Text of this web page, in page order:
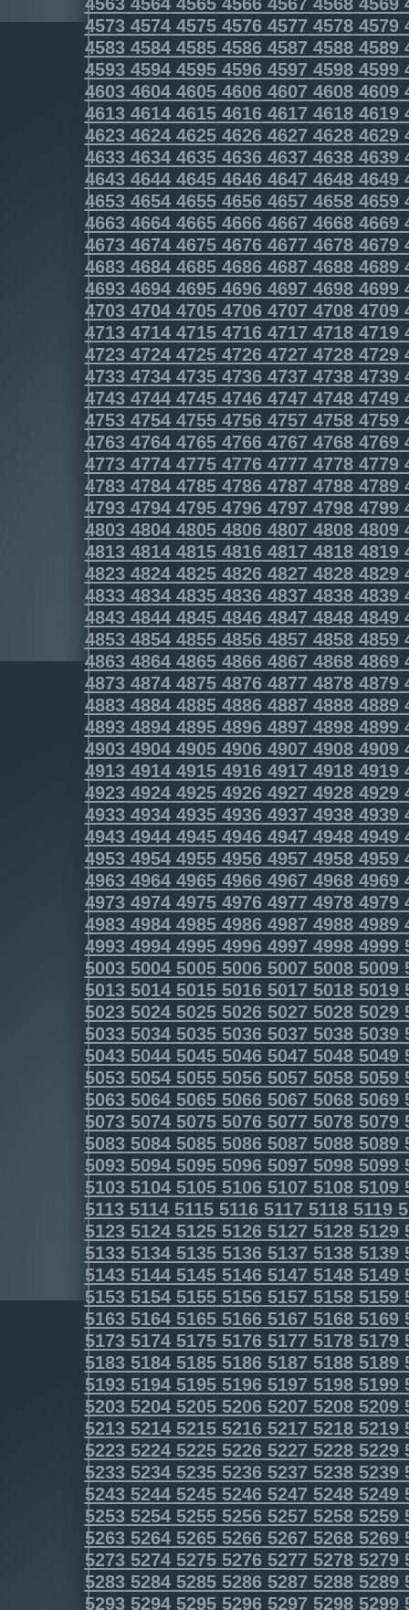
4573457445754576457745784579
4583458445854586458745884589
4593459445954596459745984599
4603460446054606460746084609
4613461446154616461746184619
4623462446254626462746284629
4633463446354636463746384639
4643464446454646464746484649
4653465446554656465746584659
4663466446654666466746684669
4673467446754676467746784679
4683468446854686468746884689
4693469446954696469746984699
4703470447054706470747084709
4713471447154716471747184719
4723472447254726472747284729
4733473447354736473747384739
4743474447454746474747484749
4753475447554756475747584759
4763476447654766476747684769
4773477447754776477747784779
4783478447854786478747884789
4793479447954796479747984799
4803480448054806480748084809
4813481448154816481748184819
4823482448254826482748284829
4833483448354836483748384839
4843484448454846484748484849
4853485448554856485748584859
4863486448654866486748684869
4873487448754876487748784879
4883488448854886488748884889
4893489448954896489748984899
4903490449054906490749084909
4913491449154916491749184919
4923492449254926492749284929
4933493449354936493749384939
4943494449454946494749484949
4953495449554956495749584959
4963496449654966496749684969
4973497449754976497749784979
4983498449854986498749884989
4993499449954996499749984999
5003500450055006500750085009
5013501450155016501750185019
5023502450255026502750285029
5033503450355036503750385039
5043504450455046504750485049
5053505450555056505750585059
5063506450655066506750685069
5073507450755076507750785079
5083508450855086508750885089
5093509450955096509750985099
5103510451055106510751085109
5113511451155116511751185119
5123512451255126512751285129
5133513451355136513751385139
5143514451455146514751485149
5153515451555156515751585159
5163516451655166516751685169
5173517451755176517751785179
5183518451855186518751885189
5193519451955196519751985199
5203520452055206520752085209
5213521452155216521752185219
5223522452255226522752285229
5233523452355236523752385239
5243524452455246524752485249
5253525452555256525752585259
5263526452655266526752685269
5273527452755276527752785279
5283528452855286528752885289
5293529452955296529752985299